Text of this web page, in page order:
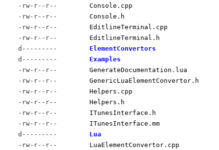
-rw-r--r--
Console.cpp
-rw-r--r--
Console.h
-rw-r--r--
EditlineTerminal.cpp
-rw-r--r--
EditlineTerminal.h
d---------
ElementConvertors
d---------
Examples
-rw-r--r--
GenerateDocumentation.lua
-rw-r--r--
GenericLuaElementConvertor.h
-rw-r--r--
Helpers.cpp
-rw-r--r--
Helpers.h
-rw-r--r--
ITunesInterface.h
-rw-r--r--
ITunesInterface.mm
d---------
Lua
-rw-r--r--
LuaElementConvertor.cpp